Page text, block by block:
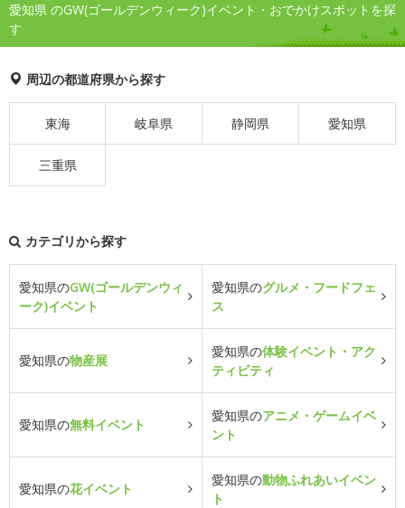
愛知県 のGW(ゴールデンウィーク)イベント・おでかけスポットを探
す
周辺の都道府県から探す
東海 岐阜県 静岡県 愛知県
三重県
カテゴリから探す
愛知県のGW(ゴールデンウィ
ーク)イベント
愛知県のグルメ・フードフェ
ス
愛知県の物産展
愛知県の体験イベント・アク
ティビティ
愛知県の無料イベント
愛知県のアニメ・ゲームイベ
ント
愛知県の花イベント
愛知県の動物ふれあいイベン
ト